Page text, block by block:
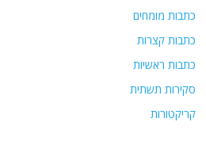
כתבות מומחים
כתבות קצרות
כתבות ראשיות
סקירות תשתית
קריקטורות